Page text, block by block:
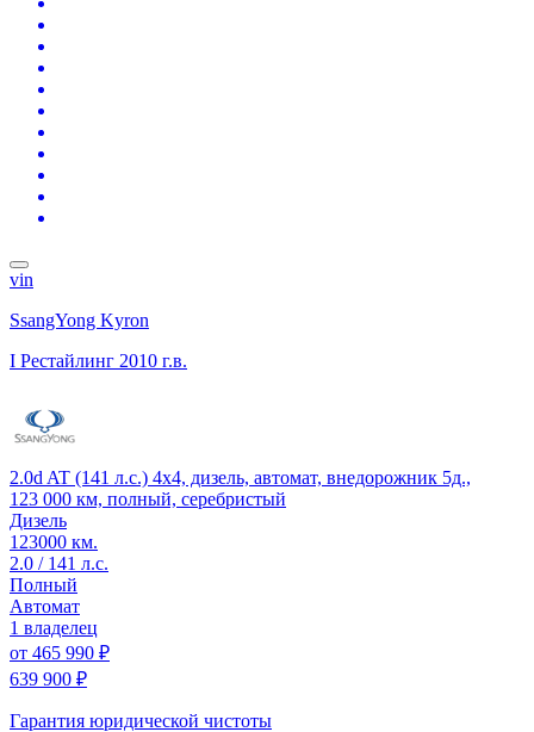
vin
SsangYong Kyron
I Рестайлинг 2010 г.в.
2.0d AT (141 л.с.) 4x4, дизель, автомат, внедорожник 5д.,
123 000 км, полный, серебристый
Дизель
123000 км.
2.0 / 141 л.с.
Полный
Автомат
1 владелец
от 465 990 ₽
639 900 ₽
Гарантия юридической чистоты